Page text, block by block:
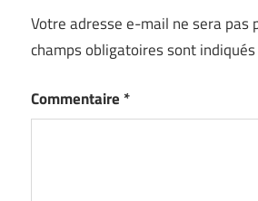
Votre adresse e-mail ne sera pas
champs obligatoires sont
Commentaire *